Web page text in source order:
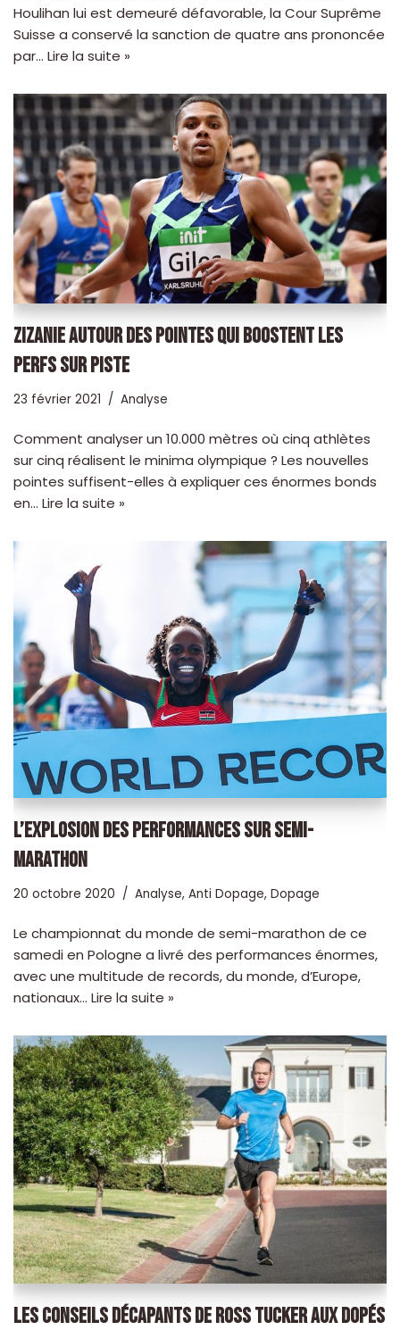
Houlihan lui est demeuré défavorable, la Cour Suprême
Suisse a conservé la sanction de quatre ans prononcée
par… Lire la suite »
ZIZANIE AUTOUR DES POINTES QUI BOOSTENT LES
PERFS SUR PISTE
23 février 2021 Analyse
Comment analyser un 10.000 mètres où cinq athlètes
sur cinq réalisent le minima olympique ? Les nouvelles
pointes suffisent-elles à expliquer ces énormes bonds
en… Lire la suite »
L’EXPLOSION DES PERFORMANCES SUR SEMI-
MARATHON
20 octobre 2020 Analyse, Anti Dopage, Dopage
Le championnat du monde de semi-marathon de ce
samedi en Pologne a livré des performances énormes,
avec une multitude de records, du monde, d’Europe,
nationaux… Lire la suite »
LES CONSEILS DÉCAPANTS DE ROSS TUCKER AUX DOPÉS